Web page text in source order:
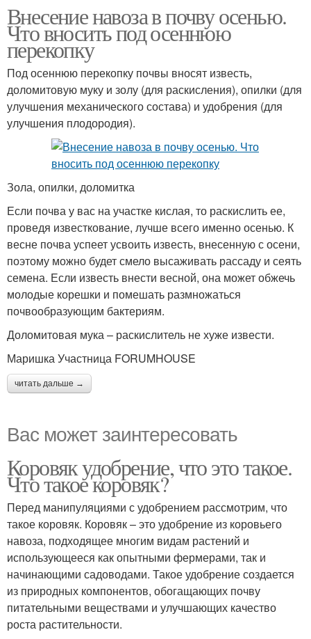
Внесение навоза в почву осенью.
Что вносить под осеннюю
перекопку
Под осеннюю перекопку почвы вносят известь,
доломитовую муку и золу (для раскисления), опилки (для
улучшения механического состава) и удобрения (для
улучшения плодородия).
Зола, опилки, доломитка
Если почва у вас на участке кислая, то раскислить ее,
проведя известкование, лучше всего именно осенью. К
весне почва успеет усвоить известь, внесенную с осени,
поэтому можно будет смело высаживать рассаду и сеять
семена. Если известь внести весной, она может обжечь
молодые корешки и помешать размножаться
почвообразующим бактериям.
Доломитовая мука – раскислитель не хуже извести.
Маришка Участница FORUMHOUSE
читать дальше →
Вас может заинтересовать
Коровяк удобрение, что это такое.
Что такое коровяк?
Перед манипуляциями с удобрением рассмотрим, что
такое коровяк. Коровяк – это удобрение из коровьего
навоза, подходящее многим видам растений и
использующееся как опытными фермерами, так и
начинающими садоводами. Такое удобрение создается
из природных компонентов, обогащающих почву
питательными веществами и улучшающих качество
роста растительности.